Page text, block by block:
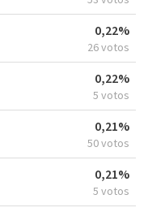
0,22%
26 votos
0,22%
5 votos
0,21%
50 votos
0,21%
5 votos